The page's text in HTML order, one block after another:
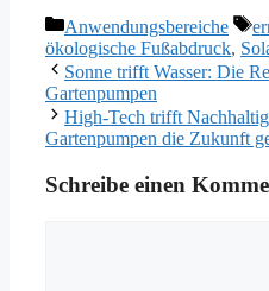
Kategorien
Anwendungsbereiche
ökologische Fußabdruck,
Sonne trifft Wasser: Die
Gartenpumpen
High-Tech trifft
Gartenpumpen die Zukunft
Schreibe einen